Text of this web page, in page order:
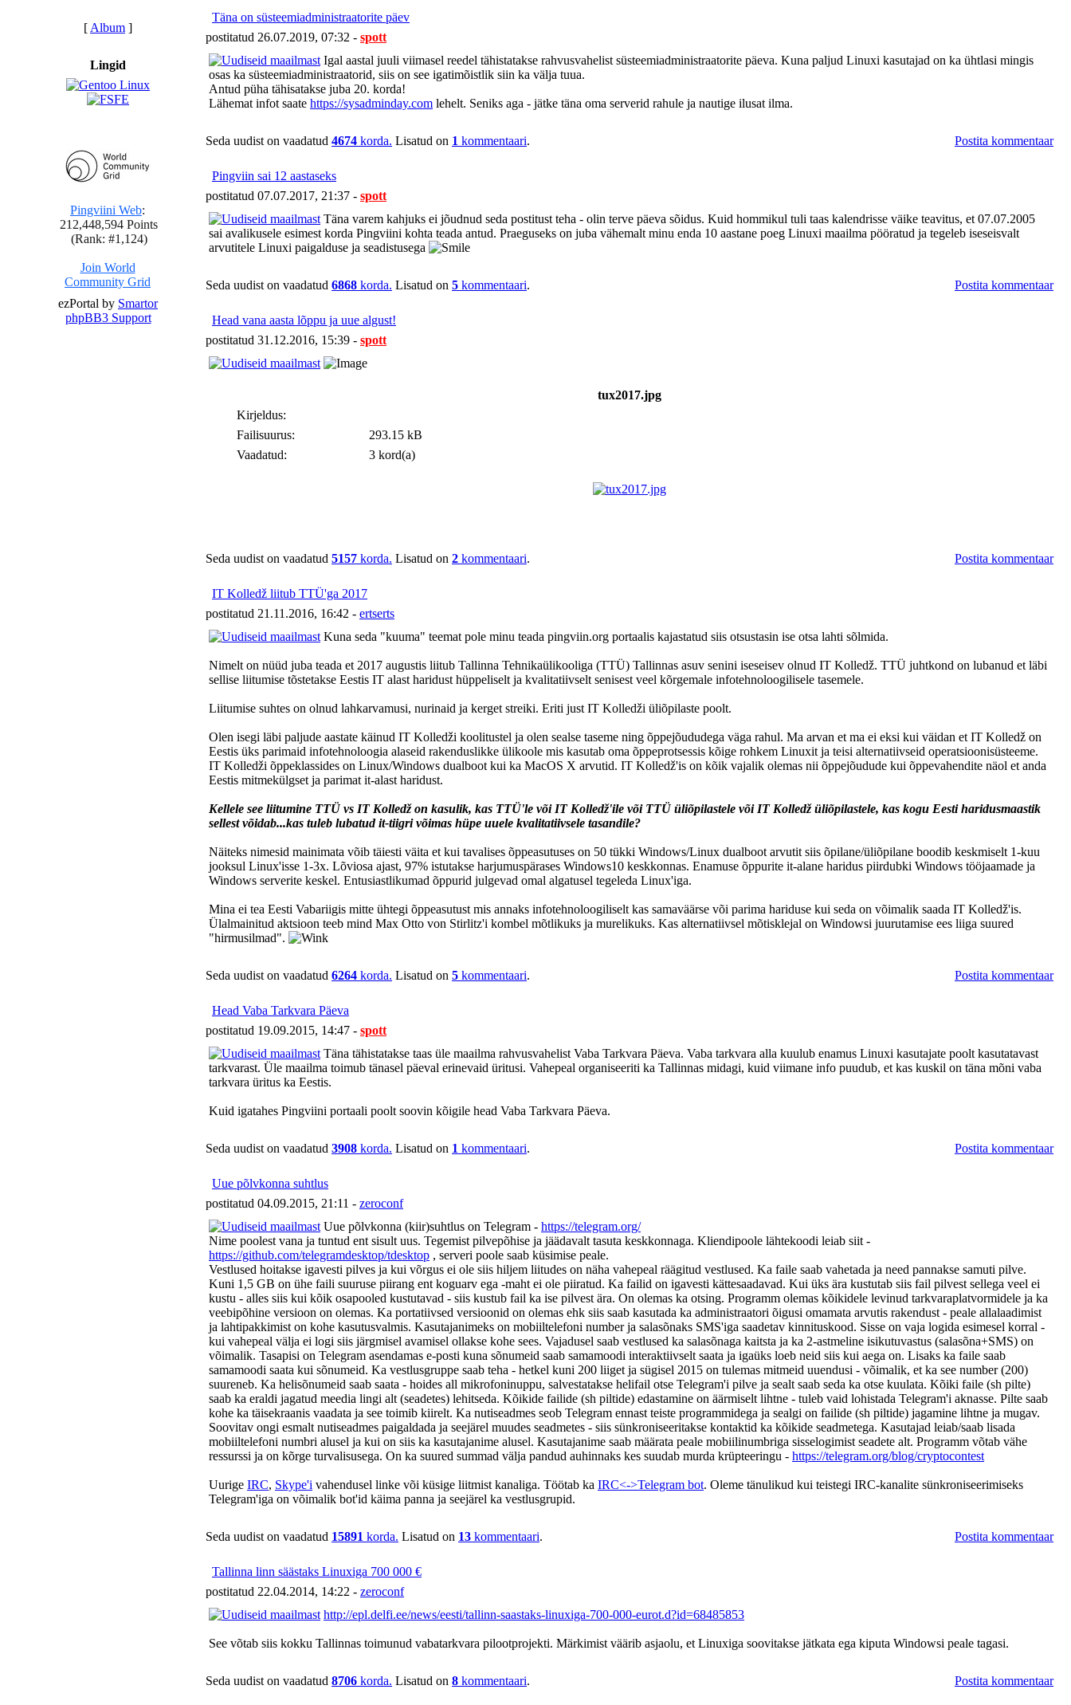
[ Album ]
Lingid
ezPortal by Smartor
phpBB3 Support
Täna on süsteemiadministraatorite päev
postitatud 26.07.2019, 07:32 - spott
Igal aastal juuli viimasel reedel tähistatakse rahvusvahelist süsteemiadministraatorite päeva. Kuna paljud Linuxi kasutajad on ka ühtlasi mingis
osas ka süsteemiadministraatorid, siis on see igatimõistlik siin ka välja tuua.
Antud püha tähisatakse juba 20. korda!
Lähemat infot saate https://sysadminday.com lehelt. Seniks aga - jätke täna oma serverid rahule ja nautige ilusat ilma.
Seda uudist on vaadatud 4674 korda. Lisatud on 1 kommentaari. Postita kommentaar
Pingviin sai 12 aastaseks
postitatud 07.07.2017, 21:37 - spott
Täna varem kahjuks ei jõudnud seda postitust teha - olin terve päeva sõidus. Kuid hommikul tuli taas kalendrisse väike teavitus, et 07.07.2005
sai avalikusele esimest korda Pingviini kohta teada antud. Praeguseks on juba vähemalt minu enda 10 aastane poeg Linuxi maailma pööratud ja tegeleb iseseisvalt
arvutitele Linuxi paigalduse ja seadistusega
Seda uudist on vaadatud 6868 korda. Lisatud on 5 kommentaari. Postita kommentaar
Head vana aasta lõppu ja uue algust!
postitatud 31.12.2016, 15:39 - spott
tux2017.jpg
Kirjeldus:
Failisuurus:
293.15 kB
Vaadatud:
3 kord(a)
Seda uudist on vaadatud 5157 korda. Lisatud on 2 kommentaari. Postita kommentaar
IT Kolledž liitub TTÜ'ga 2017
postitatud 21.11.2016, 16:42 - ertserts
Kuna seda "kuuma" teemat pole minu teada pingviin.org portaalis kajastatud siis otsustasin ise otsa lahti sõlmida.
Nimelt on nüüd juba teada et 2017 augustis liitub Tallinna Tehnikaülikooliga (TTÜ) Tallinnas asuv senini iseseisev olnud IT Kolledž. TTÜ juhtkond on lubanud et läbi
sellise liitumise tõstetakse Eestis IT alast haridust hüppeliselt ja kvalitatiivselt senisest veel kõrgemale infotehnoloogilisele tasemele.
Liitumise suhtes on olnud lahkarvamusi, nurinaid ja kerget streiki. Eriti just IT Kolledži üliõpilaste poolt.
Olen isegi läbi paljude aastate käinud IT Kolledži koolitustel ja olen sealse taseme ning õppejõududega väga rahul. Ma arvan et ma ei eksi kui väidan et IT Kolledž on
Eestis üks parimaid infotehnoloogia alaseid rakenduslikke ülikoole mis kasutab oma õppeprotsessis kõige rohkem Linuxit ja teisi alternatiivseid operatsioonisüsteeme.
IT Kolledži õppeklassides on Linux/Windows dualboot kui ka MacOS X arvutid. IT Kolledž'is on kõik vajalik olemas nii õppejõudude kui õppevahendite näol et anda
Eestis mitmekülgset ja parimat it-alast haridust.
Kellele see liitumine TTÜ vs IT Kolledž on kasulik, kas TTÜ'le või IT Kolledž'ile või TTÜ üliõpilastele või IT Kolledž üliõpilastele, kas kogu Eesti haridusmaastik
sellest võidab...kas tuleb lubatud it-tiigri võimas hüpe uuele kvalitatiivsele tasandile?
Näiteks nimesid mainimata võib täiesti väita et kui tavalises õppeasutuses on 50 tükki Windows/Linux dualboot arvutit siis õpilane/üliõpilane boodib keskmiselt 1-kuu
jooksul Linux'isse 1-3x. Lõviosa ajast, 97% istutakse harjumuspärases Windows10 keskkonnas. Enamuse õppurite it-alane haridus piirdubki Windows tööjaamade ja
Windows serverite keskel. Entusiastlikumad õppurid julgevad omal algatusel tegeleda Linux'iga.
Mina ei tea Eesti Vabariigis mitte ühtegi õppeasutust mis annaks infotehnoloogiliselt kas samaväärse või parima hariduse kui seda on võimalik saada IT Kolledž'is.
Ülalmainitud aktsioon teeb mind Max Otto von Stirlitz'i kombel mõtlikuks ja murelikuks. Kas alternatiivsel mõtisklejal on Windowsi juurutamise ees liiga suured
"hirmusilmad".
Seda uudist on vaadatud 6264 korda. Lisatud on 5 kommentaari. Postita kommentaar
Head Vaba Tarkvara Päeva
postitatud 19.09.2015, 14:47 - spott
Täna tähistatakse taas üle maailma rahvusvahelist Vaba Tarkvara Päeva. Vaba tarkvara alla kuulub enamus Linuxi kasutajate poolt kasutatavast
tarkvarast. Üle maailma toimub tänasel päeval erinevaid üritusi. Vahepeal organiseeriti ka Tallinnas midagi, kuid viimane info puudub, et kas kuskil on täna mõni vaba
tarkvara üritus ka Eestis.
Kuid igatahes Pingviini portaali poolt soovin kõigile head Vaba Tarkvara Päeva.
Seda uudist on vaadatud 3908 korda. Lisatud on 1 kommentaari. Postita kommentaar
Uue põlvkonna suhtlus
postitatud 04.09.2015, 21:11 - zeroconf
Uue põlvkonna (kiir)suhtlus on Telegram - https://telegram.org/
Nime poolest vana ja tuntud ent sisult uus. Tegemist pilvepõhise ja jäädavalt tasuta keskkonnaga. Kliendipoole lähtekoodi leiab siit -
https://github.com/telegramdesktop/tdesktop , serveri poole saab küsimise peale.
Vestlused hoitakse igavesti pilves ja kui võrgus ei ole siis hiljem liitudes on näha vahepeal räägitud vestlused. Ka faile saab vahetada ja need pannakse samuti pilve.
Kuni 1,5 GB on ühe faili suuruse piirang ent koguarv ega -maht ei ole piiratud. Ka failid on igavesti kättesaadavad. Kui üks ära kustutab siis fail pilvest sellega veel ei
kustu - alles siis kui kõik osapooled kustutavad - siis kustub fail ka ise pilvest ära. On olemas ka otsing. Programm olemas kõikidele levinud tarkvaraplatvormidele ja ka
veebipõhine versioon on olemas. Ka portatiivsed versioonid on olemas ehk siis saab kasutada ka administraatori õigusi omamata arvutis rakendust - peale allalaadimist
ja lahtipakkimist on kohe kasutusvalmis. Kasutajanimeks on mobiiltelefoni number ja salasõnaks SMS'iga saadetav kinnituskood. Sisse on vaja logida esimesel korral -
kui vahepeal välja ei logi siis järgmisel avamisel ollakse kohe sees. Vajadusel saab vestlused ka salasõnaga kaitsta ja ka 2-astmeline isikutuvastus (salasõna+SMS) on
võimalik. Tasapisi on Telegram asendamas e-posti kuna sõnumeid saab samamoodi interaktiivselt saata ja igaüks loeb neid siis kui aega on. Lisaks ka faile saab
samamoodi saata kui sõnumeid. Ka vestlusgruppe saab teha - hetkel kuni 200 liiget ja sügisel 2015 on tulemas mitmeid uuendusi - võimalik, et ka see number (200)
suureneb. Ka helisõnumeid saab saata - hoides all mikrofoninuppu, salvestatakse helifail otse Telegram'i pilve ja sealt saab seda ka otse kuulata. Kõiki faile (sh pilte)
saab ka eraldi jagatud meedia lingi alt (seadetes) lehitseda. Kõikide failide (sh piltide) edastamine on äärmiselt lihtne - tuleb vaid lohistada Telegram'i aknasse. Pilte saab
kohe ka täisekraanis vaadata ja see toimib kiirelt. Ka nutiseadmes seob Telegram ennast teiste programmidega ja sealgi on failide (sh piltide) jagamine lihtne ja mugav.
Soovitav ongi esmalt nutiseadmes paigaldada ja seejärel muudes seadmetes - siis sünkroniseeritakse kontaktid ka kõikide seadmetega. Kasutajad leiab/saab lisada
mobiiltelefoni numbri alusel ja kui on siis ka kasutajanime alusel. Kasutajanime saab määrata peale mobiilinumbriga sisselogimist seadete alt. Programm võtab vähe
ressurssi ja on kõrge turvalisusega. On ka suured summad välja pandud auhinnaks kes suudab murda krüpteeringu - https://telegram.org/blog/cryptocontest
Uurige IRC, Skype'i vahendusel linke või küsige liitmist kanaliga. Töötab ka IRC<->Telegram bot. Oleme tänulikud kui teistegi IRC-kanalite sünkroniseerimiseks
Telegram'iga on võimalik bot'id käima panna ja seejärel ka vestlusgrupid.
Seda uudist on vaadatud 15891 korda. Lisatud on 13 kommentaari. Postita kommentaar
Tallinna linn säästaks Linuxiga 700 000 €
postitatud 22.04.2014, 14:22 - zeroconf
http://epl.delfi.ee/news/eesti/tallinn-saastaks-linuxiga-700-000-eurot.d?id=68485853
See võtab siis kokku Tallinnas toimunud vabatarkvara pilootprojekti. Märkimist väärib asjaolu, et Linuxiga soovitakse jätkata ega kiputa Windowsi peale tagasi.
Seda uudist on vaadatud 8706 korda. Lisatud on 8 kommentaari. Postita kommentaar